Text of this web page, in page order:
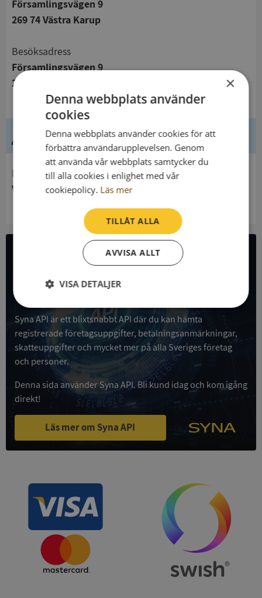
Församlingsvägen 9
269 74 Västra Karup
Besöksadress
Församlingsvägen 9
269 74 Västra Karup
Ledning
Innehavare
Västra Bjäre pastorat
All företagsdata i API
Få all denna företagsinformation i Syna API
Syna API är ett blixtsnabbt API där du kan hämta
registrerade företagsuppgifter, betalningsanmärkningar,
skatteuppgifter och mycket mer på alla Sveriges företag
och personer.
Denna sida använder Syna API. Bli kund idag och kom igång
direkt!
Läs mer om Syna API
×
Denna webbplats använder
cookies
Denna webbplats använder cookies för att
förbättra användarupplevelsen. Genom
att använda vår webbplats samtycker du
till alla cookies i enlighet med vår
cookiepolicy. Läs mer
TILLÅT ALLA
AVVISA ALLT
VISA DETALJER
Strikt
nödvändigt
Prestanda Inriktning
Funktioner Oklassificerade
Strikt nödvändiga kakor tillåter
kärnwebbplatsfunktioner som användarinloggning
och kontohantering. Webbplatsen kan inte
användas ordentligt utan strikt nödvändiga cookies.
Namn
Leverantör
Domän
__RequestVerificationToken
Microsoft
Corporation